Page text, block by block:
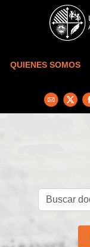
Skip to main content
QUIENES SOMOS